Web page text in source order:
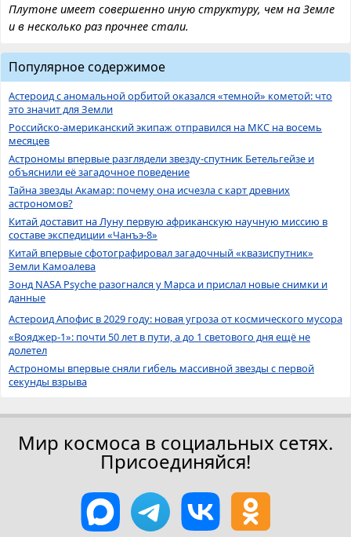
Плутоне имеет совершенно иную структуру, чем на Земле
и в несколько раз прочнее стали.
Популярное содержимое
Астероид с аномальной орбитой оказался «темной» кометой: что
это значит для Земли
Российско-американский экипаж отправился на МКС на восемь
месяцев
Астрономы впервые разглядели звезду-спутник Бетельгейзе и
объяснили её загадочное поведение
Тайна звезды Акамар: почему она исчезла с карт древних
астрономов?
Китай доставит на Луну первую африканскую научную миссию в
составе экспедиции «Чанъэ-8»
Китай впервые сфотографировал загадочный «квазиспутник»
Земли Камоалева
Зонд NASA Psyche разогнался у Марса и прислал новые снимки и
данные
Астероид Апофис в 2029 году: новая угроза от космического мусора
«Вояджер-1»: почти 50 лет в пути, а до 1 светового дня ещё не
долетел
Астрономы впервые сняли гибель массивной звезды с первой
секунды взрыва
Мир космоса в социальных сетях.
Присоединяйся!